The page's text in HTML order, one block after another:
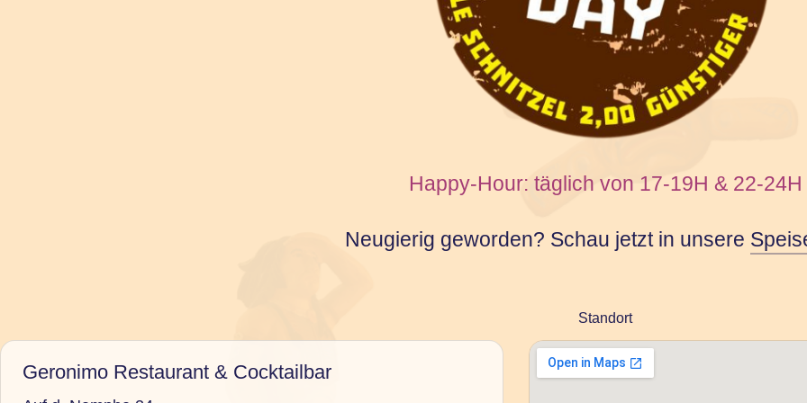
Happy-Hour: täglich von 17-19H & 22-24H
Neugierig geworden? Schau jetzt in unsere
Standort
Geronimo Restaurant & Cocktailbar